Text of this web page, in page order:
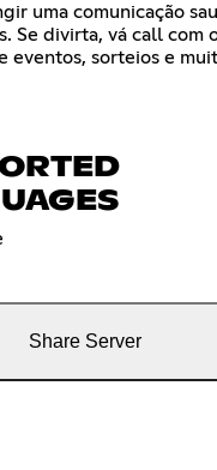
uma comunicação
Se divirta, vá call com
eventos, sorteios e
Share Server